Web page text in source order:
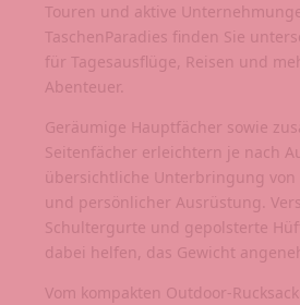
Touren und aktive
TaschenParadies finden Sie
für Tagesausflüge, Reisen und
Abenteuer.
Geräumige Hauptfächer sowie
Seitenfächer erleichtern je nach
übersichtliche Unterbringung von
und persönlicher Ausrüstung.
Schultergurte und gepolsterte
dabei helfen, das Gewicht
Vom kompakten Outdoor-